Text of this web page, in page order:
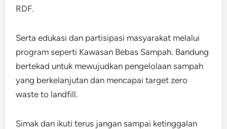
RDF.
Serta edukasi dan partisipasi masyarakat melalui
program seperti Kawasan Bebas Sampah. Bandung
bertekad untuk mewujudkan pengelolaan sampah
yang berkelanjutan dan mencapai target zero
waste to landfill.
Simak dan ikuti terus jangan sampai ketinggalan